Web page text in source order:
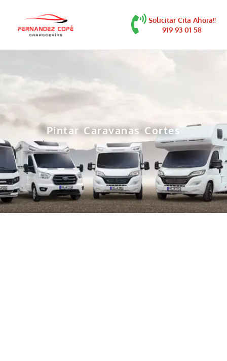
Solicitar Cita Ahora!!
919 93 01 58
Pintar Caravanas Cortes